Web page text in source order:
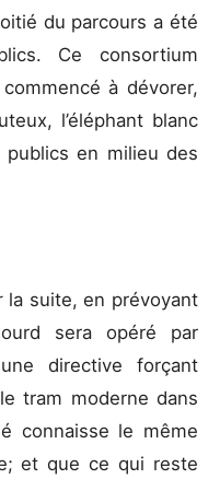
du parcours a été
Ce consortium
à dévorer,
l’éléphant blanc
en milieu des
la suite, en prévoyant
sera opéré par
directive forçant
tram moderne dans
connaisse le même
et que ce qui reste